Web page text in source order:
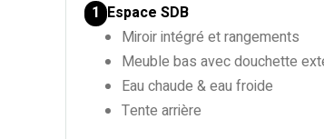
1 Espace SDB
Miroir intégré et rangements
Meuble bas avec douchette
Eau chaude & eau froide
Tente arrière